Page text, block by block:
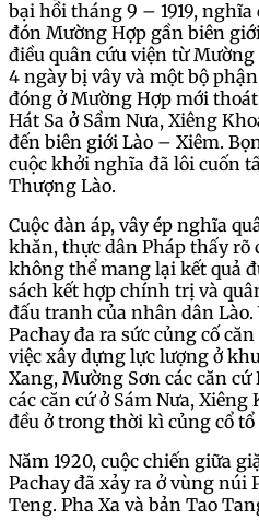
bại hồi tháng 9 – 1919,
đón Mường Hợp gần biên
điều quân cứu viện từ
4 ngày bị vây và một bộ
đóng ở Mường Hợp mới
Hát Sa ở Sầm Nưa, Xiêng
đến biên giới Lào – Xiêm.
cuộc khởi nghĩa đã lôi cuốn
Thượng Lào.
Cuộc đàn áp, vây ép nghĩa
khăn, thực dân Pháp thấy rõ
không thể mang lại kết quả
sách kết hợp chính trị và
đấu tranh của nhân dân
Pachay đa ra sức củng cố
việc xây dựng lực lượng ở
Xang, Mường Sơn các căn
các căn cứ ở Sám Nưa,
đều ở trong thời kì củng cổ tổ
Năm 1920, cuộc chiến giữa
Pachay đã xảy ra ở vùng núi
Teng. Pha Xa và bản Tao